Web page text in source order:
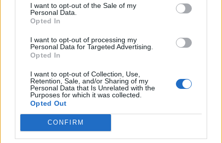
I want to opt-out of the Sale of my
Personal Data.
Opted In
I want to opt-out of processing my
Personal Data for Targeted Advertising.
Opted In
I want to opt-out of Collection, Use,
Retention, Sale, and/or Sharing of my
Personal Data that Is Unrelated with the
Purposes for which it was collected.
Opted Out
CONFIRM
Scarica riepilogo
stagionale
Giornata Voto FV Entrato Uscito Bonus/Malus
NEW-LIV
-NEW